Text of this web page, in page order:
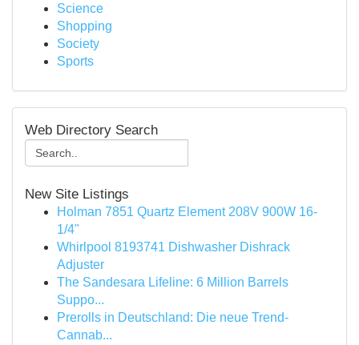
Science
Shopping
Society
Sports
Web Directory Search
New Site Listings
Holman 7851 Quartz Element 208V 900W 16-
1/4"
Whirlpool 8193741 Dishwasher Dishrack
Adjuster
The Sandesara Lifeline: 6 Million Barrels
Suppo...
Prerolls in Deutschland: Die neue Trend-
Cannab...